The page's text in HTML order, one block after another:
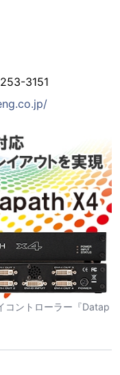
3151
コントローラー『Datap